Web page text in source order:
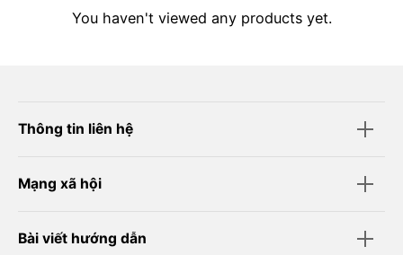
You haven't viewed any products yet.
Thông tin liên hệ
Mạng xã hội
Bài viết hướng dẫn